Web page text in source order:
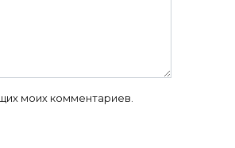
моих комментариев.